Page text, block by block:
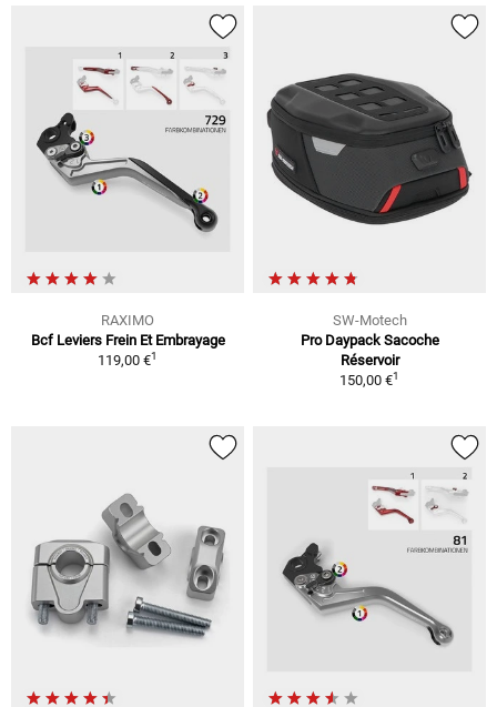
RAXIMO
Bcf Leviers Frein Et Embrayage
119,00 €1
SW-Motech
Pro Daypack Sacoche
Réservoir
150,00 €1